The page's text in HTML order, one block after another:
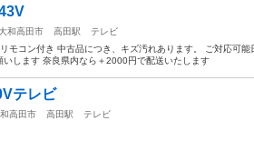
大和高田市 高田駅
テレビ
モコン付き 中古品につき、キズ汚れあります。 ご対応可
いします 奈良県内なら＋2000円で配送いたします
テレビ
高田市 高田駅
テレビ